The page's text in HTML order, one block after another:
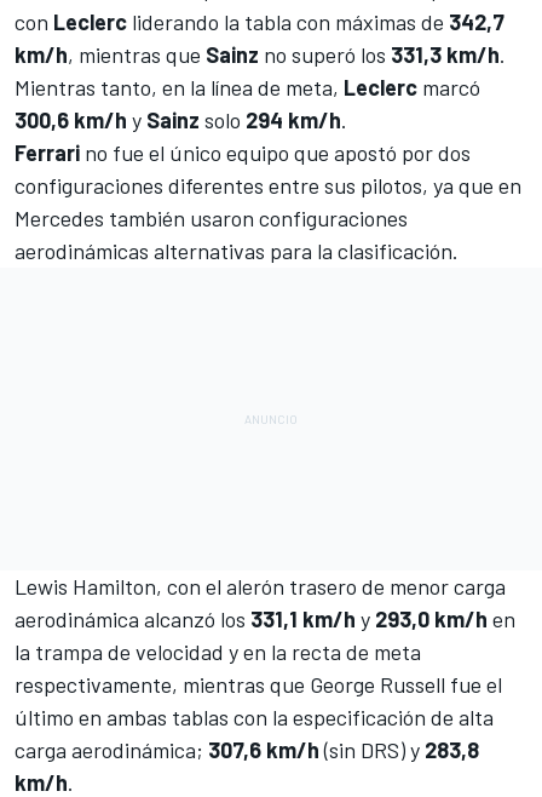
con Leclerc liderando la tabla con máximas de 342,7
km/h, mientras que Sainz no superó los 331,3 km/h.
Mientras tanto, en la línea de meta, Leclerc marcó
300,6 km/h y Sainz solo 294 km/h.
Ferrari no fue el único equipo que apostó por dos
configuraciones diferentes entre sus pilotos, ya que en
Mercedes también usaron configuraciones
aerodinámicas alternativas para la clasificación.
Lewis Hamilton, con el alerón trasero de menor carga
aerodinámica alcanzó los 331,1 km/h y 293,0 km/h en
la trampa de velocidad y en la recta de meta
respectivamente, mientras que George Russell fue el
último en ambas tablas con la especificación de alta
carga aerodinámica; 307,6 km/h(sin DRS) y 283,8
km/h.